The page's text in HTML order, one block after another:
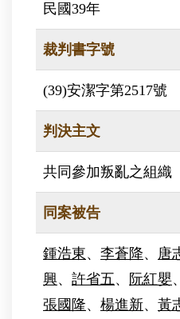
民國39年
裁判書字號
(39)安潔字第2517號
判決主文
共同參加叛亂之組織
同案被告
鍾浩東、 李蒼降、 唐
興、 許省五、 阮紅嬰、
張國隆、 楊進新、 黃